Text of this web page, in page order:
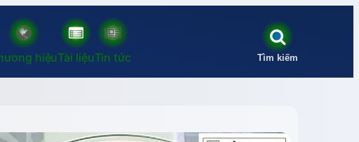
hiệuTài liệuTin tức Tìm kiếm